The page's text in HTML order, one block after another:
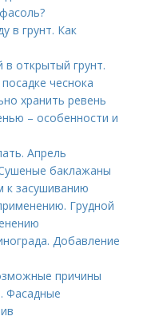
в грунт. Как
в открытый грунт.
чеснока
хранить ревень
– особенности и
Апрель
баклажаны
к засушиванию
Грудной
Добавление
причины
Фасадные